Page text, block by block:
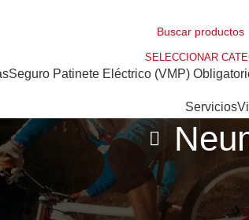
Seguro Patinete Eléctrico (VMP)
Servicios
Recambios Neumaticos
Espectáculo
12 18
Ordenar por